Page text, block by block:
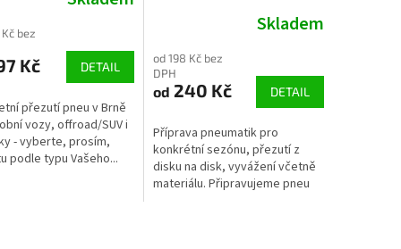
bez
Kč DETAIL
přezutí pneu v Brně
vozy, offroad/SUV i
- vyberte, prosím,
podle typu Vašeho...
Skladem
od 198 Kč bez
DPH
od 240 Kč DETAIL
Příprava pneumatik pro
konkrétní sezónu, přezutí z
disku na disk, vyvážení včetně
materiálu. Připravujeme pneu